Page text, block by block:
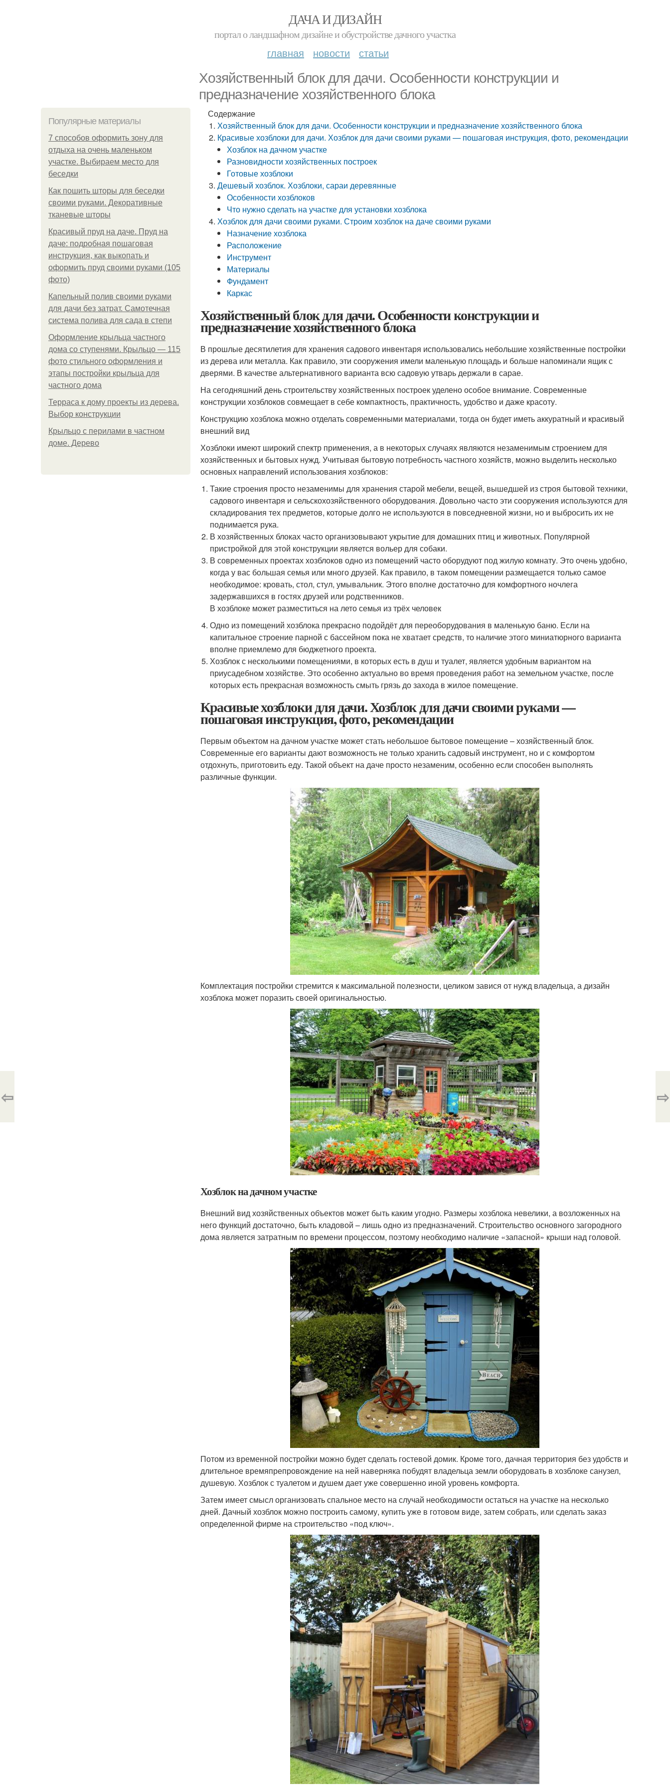
ДАЧА И ДИЗАЙН
портал о ландшафном дизайне и обустройстве дачного участка
главная новости статьи
Хозяйственный блок для дачи. Особенности конструкции и
предназначение хозяйственного блока
Популярные материалы
7 способов оформить зону для
отдыха на очень маленьком
участке. Выбираем место для
беседки
Как пошить шторы для беседки
своими руками. Декоративные
тканевые шторы
Красивый пруд на даче. Пруд на
даче: подробная пошаговая
инструкция, как выкопать и
оформить пруд своими руками (105
фото)
Капельный полив своими руками
для дачи без затрат. Самотечная
система полива для сада в степи
Оформление крыльца частного
дома со ступенями. Крыльцо — 115
фото стильного оформления и
этапы постройки крыльца для
частного дома
Терраса к дому проекты из дерева.
Выбор конструкции
Крыльцо с перилами в частном
доме. Дерево
Содержание
Хозяйственный блок для дачи. Особенности конструкции и предназначение хозяйственного блока
Красивые хозблоки для дачи. Хозблок для дачи своими руками — пошаговая инструкция, фото, рекомендации
Хозблок на дачном участке
Разновидности хозяйственных построек
Готовые хозблоки
Дешевый хозблок. Хозблоки, сараи деревянные
Особенности хозблоков
Что нужно сделать на участке для установки хозблока
Хозблок для дачи своими руками. Строим хозблок на даче своими руками
Назначение хозблока
Расположение
Инструмент
Материалы
Фундамент
Каркас
Хозяйственный блок для дачи. Особенности конструкции и
предназначение хозяйственного блока
В прошлые десятилетия для хранения садового инвентаря использовались небольшие хозяйственные постройки
из дерева или металла. Как правило, эти сооружения имели маленькую площадь и больше напоминали ящик с
дверями. В качестве альтернативного варианта всю садовую утварь держали в сарае.
На сегодняшний день строительству хозяйственных построек уделено особое внимание. Современные
конструкции хозблоков совмещает в себе компактность, практичность, удобство и даже красоту.
Конструкцию хозблока можно отделать современными материалами, тогда он будет иметь аккуратный и красивый
внешний вид
Хозблоки имеют широкий спектр применения, а в некоторых случаях являются незаменимым строением для
хозяйственных и бытовых нужд. Учитывая бытовую потребность частного хозяйств, можно выделить несколько
основных направлений использования хозблоков:
Такие строения просто незаменимы для хранения старой мебели, вещей, вышедшей из строя бытовой техники,
садового инвентаря и сельскохозяйственного оборудования. Довольно часто эти сооружения используются для
складирования тех предметов, которые долго не используются в повседневной жизни, но и выбросить их не
поднимается рука.
В хозяйственных блоках часто организовывают укрытие для домашних птиц и животных. Популярной
пристройкой для этой конструкции является вольер для собаки.
В современных проектах хозблоков одно из помещений часто оборудуют под жилую комнату. Это очень удобно,
когда у вас большая семья или много друзей. Как правило, в таком помещении размещается только самое
необходимое: кровать, стол, стул, умывальник. Этого вполне достаточно для комфортного ночлега
задержавшихся в гостях друзей или родственников.
В хозблоке может разместиться на лето семья из трёх человек
Одно из помещений хозблока прекрасно подойдёт для переоборудования в маленькую баню. Если на
капитальное строение парной с бассейном пока не хватает средств, то наличие этого миниатюрного варианта
вполне приемлемо для бюджетного проекта.
Хозблок с несколькими помещениями, в которых есть в душ и туалет, является удобным вариантом на
приусадебном хозяйстве. Это особенно актуально во время проведения работ на земельном участке, после
которых есть прекрасная возможность смыть грязь до захода в жилое помещение.
Красивые хозблоки для дачи. Хозблок для дачи своими руками —
пошаговая инструкция, фото, рекомендации
Первым объектом на дачном участке может стать небольшое бытовое помещение – хозяйственный блок.
Современные его варианты дают возможность не только хранить садовый инструмент, но и с комфортом
отдохнуть, приготовить еду. Такой объект на даче просто незаменим, особенно если способен выполнять
различные функции.
Комплектация постройки стремится к максимальной полезности, целиком завися от нужд владельца, а дизайн
хозблока может поразить своей оригинальностью.
Хозблок на дачном участке
Внешний вид хозяйственных объектов может быть каким угодно. Размеры хозблока невелики, а возложенных на
него функций достаточно, быть кладовой – лишь одно из предназначений. Строительство основного загородного
дома является затратным по времени процессом, поэтому необходимо наличие «запасной» крыши над головой.
Потом из временной постройки можно будет сделать гостевой домик. Кроме того, дачная территория без удобств и
длительное времяпрепровождение на ней наверняка побудят владельца земли оборудовать в хозблоке санузел,
душевую. Хозблок с туалетом и душем дает уже совершенно иной уровень комфорта.
Затем имеет смысл организовать спальное место на случай необходимости остаться на участке на несколько
дней. Дачный хозблок можно построить самому, купить уже в готовом виде, затем собрать, или сделать заказ
определенной фирме на строительство «под ключ».
⇦ ⇨